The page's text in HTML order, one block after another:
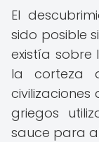
El
sido posible
existía sobre
la corteza
griegos
sauce para